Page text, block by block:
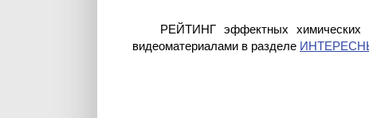
РЕЙТИНГ эффектных химических
видеоматериалами в разделе